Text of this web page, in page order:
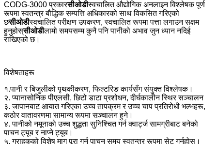
CODG-3000 प्रकारसीओडीस्वचालित औद्योगिक अनलाइन विश्लेषक पूर्ण
रूपमा स्वतन्त्र बौद्धिक सम्पत्ति अधिकारको साथ विकसित गरिएको
छसीओडीस्वचालित परीक्षण उपकरण, स्वचालित रूपमा पत्ता लगाउन सक्षम
हुनुहोस्सीओडीलामो समयसम्म कुनै पनि पानीको अभाव जुन ध्यान नदिई
राखिएको छ।
विशेषताहरू
१.पानी र बिजुलीको पृथकीकरण, फिल्टरिङ कार्यसँग संयुक्त विश्लेषक।
२. प्यानासोनिक पीएलसी, छिटो डाटा प्रशोधन, दीर्घकालीन स्थिर सञ्चालन
३. जापानबाट आयात गरिएका उच्च तापक्रम र उच्च चाप प्रतिरोधी भल्भहरू,
कठोर वातावरणमा सामान्य रूपमा सञ्चालन हुने।
४. पानीको नमूनाको उच्च शुद्धता सुनिश्चित गर्न क्वार्ट्ज सामग्रीबाट बनेको
पाचन ट्यूब र नाप्ने ट्यूब।
५. ग्राहकको विशेष माग पूरा गर्न पाचन समय स्वतन्त्र रूपमा सेट गर्नुहोस्।